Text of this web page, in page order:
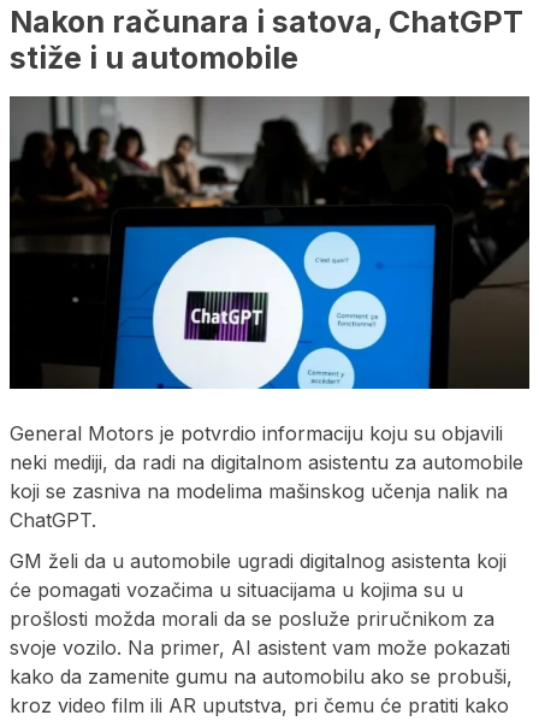
Nakon računara i satova, ChatGPT
stiže i u automobile
General Motors je potvrdio informaciju koju su objavili
neki mediji, da radi na digitalnom asistentu za automobile
koji se zasniva na modelima mašinskog učenja nalik na
ChatGPT.
GM želi da u automobile ugradi digitalnog asistenta koji
će pomagati vozačima u situacijama u kojima su u
prošlosti možda morali da se posluže priručnikom za
svoje vozilo. Na primer, AI asistent vam može pokazati
kako da zamenite gumu na automobilu ako se probuši,
kroz video film ili AR uputstva, pri čemu će pratiti kako